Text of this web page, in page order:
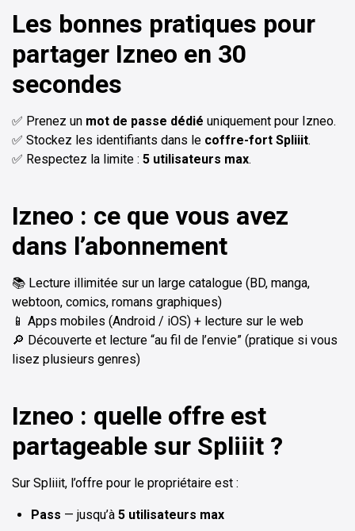
Les bonnes pratiques pour
partager Izneo en 30
secondes
✅ Prenez un mot de passe dédié uniquement pour Izneo.
✅ Stockez les identifiants dans le coffre-fort Spliiit.
✅ Respectez la limite : 5 utilisateurs max.
Izneo : ce que vous avez
dans l’abonnement
📚 Lecture illimitée sur un large catalogue (BD, manga,
webtoon, comics, romans graphiques)
📱 Apps mobiles (Android / iOS) + lecture sur le web
🔎 Découverte et lecture “au fil de l’envie” (pratique si vous
lisez plusieurs genres)
Izneo : quelle offre est
partageable sur Spliiit ?
Sur Spliiit, l’offre pour le propriétaire est :
Pass — jusqu’à 5 utilisateurs max